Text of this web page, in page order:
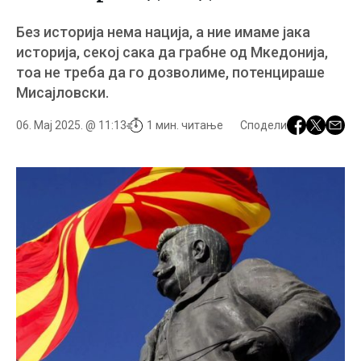
Без историја нема нација, а ние имаме јака
историја, секој сака да грабне од Мкедонија,
тоа не треба да го дозволиме, потенцираше
Мисајловски.
06. Мај 2025. @ 11:13 1 мин. читање Сподели